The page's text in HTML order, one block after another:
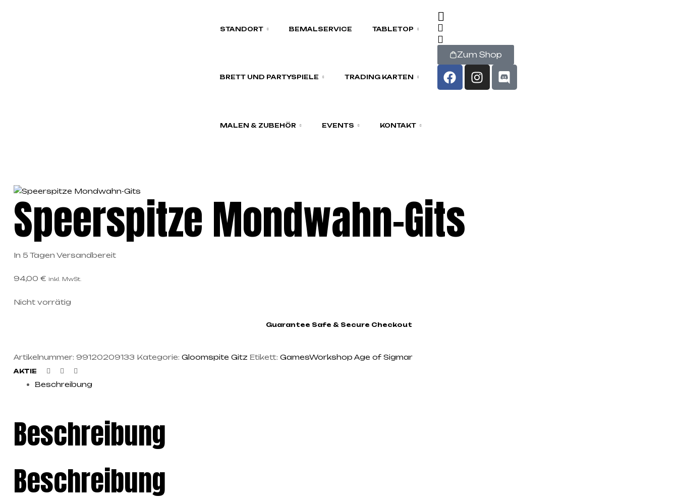
STANDORT BEMALSERVICE TABLETOP
BRETT UND PARTYSPIELE TRADING KARTEN
MALEN & ZUBEHÖR EVENTS KONTAKT
Zum Shop
Speerspitze Mondwahn-Gits
In 5 Tagen Versandbereit
94,00 € inkl. MwSt.
Nicht vorrätig
Guarantee Safe & Secure Checkout
Artikelnummer: 99120209133 Kategorie: Gloomspite Gitz Etikett: GamesWorkshop Age of Sigmar
AKTIE Facebook
Twitter
Beschreibung
Beschreibung
Beschreibung